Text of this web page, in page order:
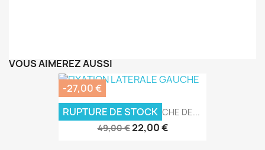
VOUS AIMEREZ AUSSI
FIXATION LATERALE GAUCHE DE...
49,00 €22,00 €
-27,00 €
RUPTURE DE STOCK